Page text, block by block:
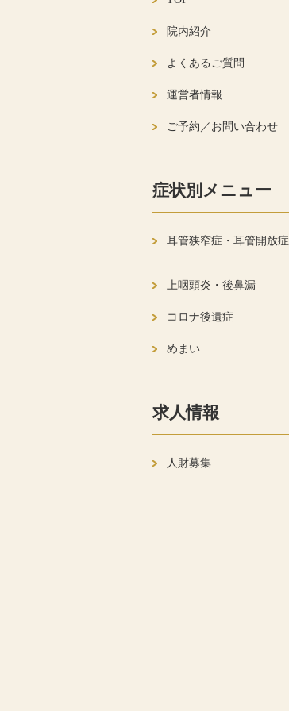
院内紹介
よくあるご質問
運営者情報
ご予約／お問い合わせ
症状別メニュー
耳管狭窄症・耳管開放症
上咽頭炎・後鼻漏
コロナ後遺症
めまい
求人情報
人財募集